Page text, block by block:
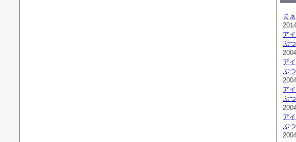
ま
ア
ぶ
ア
ぶ
ア
ぶ
ア
ぶ